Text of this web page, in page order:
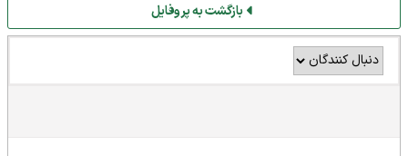
بازگشت به پروفایل